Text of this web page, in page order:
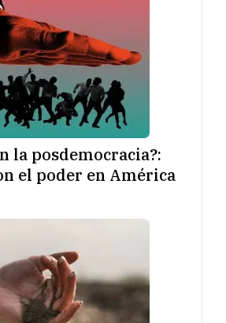
la posdemocracia?:
el poder en América